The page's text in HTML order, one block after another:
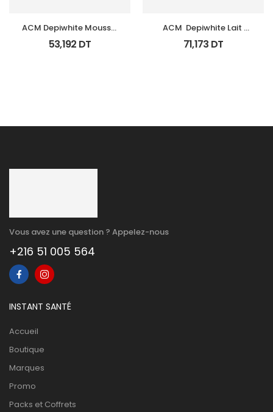
ACM Depiwhite Mousse
Nettoyante Eclairciss
200Ml
53,192 DT
ACM  Depiwhite Lait
Corporel Eclaircissant
200Ml
71,173 DT
Vous avez une question ? Appelez-nous
+216 51 005 564
INSTANT SANTÉ
Accueil
Boutique
Marques
Promo
Packs et Coffrets